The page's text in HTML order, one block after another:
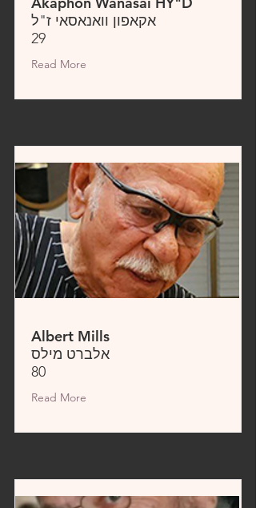
אקאפון וואנאסאי ז"ל
29
Read More
Albert Mills
אלברט מילס
80
Read More